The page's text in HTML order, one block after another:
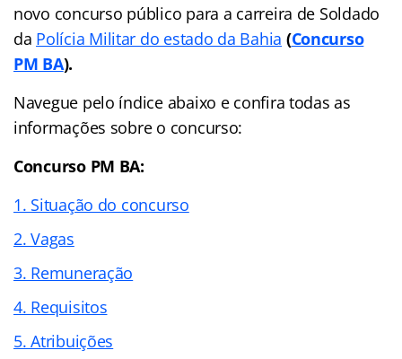
novo concurso público para a carreira de Soldado
da Polícia Militar do estado da Bahia (Concurso
PM BA).
Navegue pelo índice abaixo e confira todas as
informações sobre o concurso:
Concurso PM BA:
1. Situação do concurso
2. Vagas
3. Remuneração
4. Requisitos
5. Atribuições